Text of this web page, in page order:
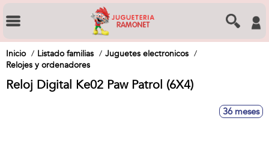
Inicio Listado familias
Juguetes electronicos
Relojes y ordenadores
Reloj Digital Ke02 Paw Patrol (6X4)
36 meses